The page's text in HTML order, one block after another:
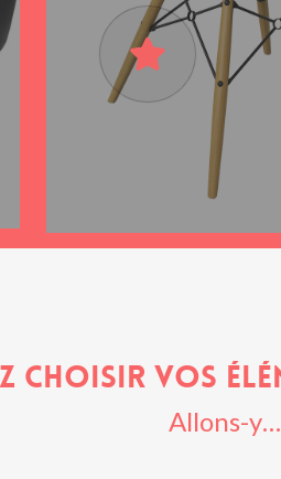
choisir vos
Allons-y…